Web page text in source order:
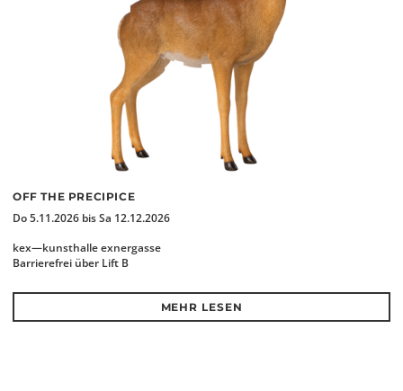
OFF THE PRECIPICE
Do 5.11.2026 bis Sa 12.12.2026
kex—kunsthalle exnergasse
Barrierefrei über Lift B
MEHR LESEN